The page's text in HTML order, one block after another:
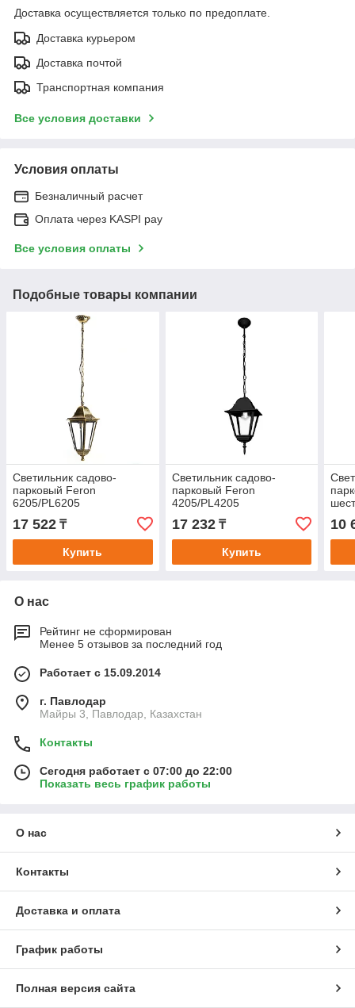
Доставка осуществляется только по предоплате.
Доставка курьером
Доставка почтой
Транспортная компания
Все условия доставки
Условия оплаты
Безналичный расчет
Оплата через KASPI pay
Все условия оплаты
Подобные товары компании
Светильник садово-
парковый Feron
6205/PL6205
шестигранный на цепочке
100W E27 230V, черное
золото
17 522 ₸
Купить
Светильник садово-
парковый Feron
4205/PL4205
четырехгранный на
цепочке 100W E27 230V,
черный
17 232₸
Купить
10
О нас
Рейтинг не сформирован
Менее 5 отзывов за последний год
Работает с 15.09.2014
г. Павлодар
Майры 3, Павлодар, Казахстан
Контакты
Сегодня работает с 07:00 до 22:00
Показать весь график работы
О нас
Контакты
Доставка и оплата
График работы
Полная версия сайта